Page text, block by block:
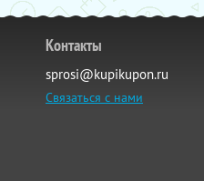
Контакты
sprosi@kupikupon.ru
Связаться с нами